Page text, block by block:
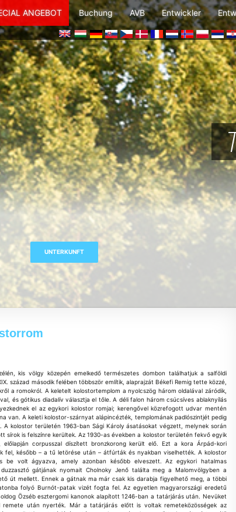
ANGEBOT Buchung AVB Entwickler
kis völgy közepén emelkedő természetes dombon találhatjuk a salföldi
század második felében többször említik, alaprajzát Békefi Remig tette közzé,
a romokról. A keletelt kolostortemplom a nyolcszög három oldalával záródik,
és gótikus diadalív választja el tőle. A déli falon három csúcsíves ablaknyílás
el az egykori kolostor romjai; kerengővel közrefogott udvar mentén
van. A keleti kolostor-szárnyat alápincézték, templomának padlószintjét pedig
A kolostor területén 1963-ban Sági Károly ásatásokat végzett, melynek során
sírok is felszínre kerültek. Az 1930-as években a kolostor területén fekvő egyik
előlapján corpusszal díszített bronzkorong került elő. Ezt a kora Árpád-kori
fel, később – a tű letörése után – átfúrták és nyakban viselhették. A kolostor
volt ágyazva, amely azonban később elveszett. Az egykori hatalmas
gátjának nyomait Cholnoky Jenő találta meg a Malomvölgyben a
út mellett. Ennek a gátnak ma már csak kis darabja figyelhető meg, a többi
folyó Burnót-patak vizét fogta fel. Az egyetlen magyarországi eredetű
Özséb esztergomi kanonok alapított 1246-ban a tatárjárás után. Nevüket
remete után nyerték. Már a tatárjárás előtt is voltak remeteközösségek az